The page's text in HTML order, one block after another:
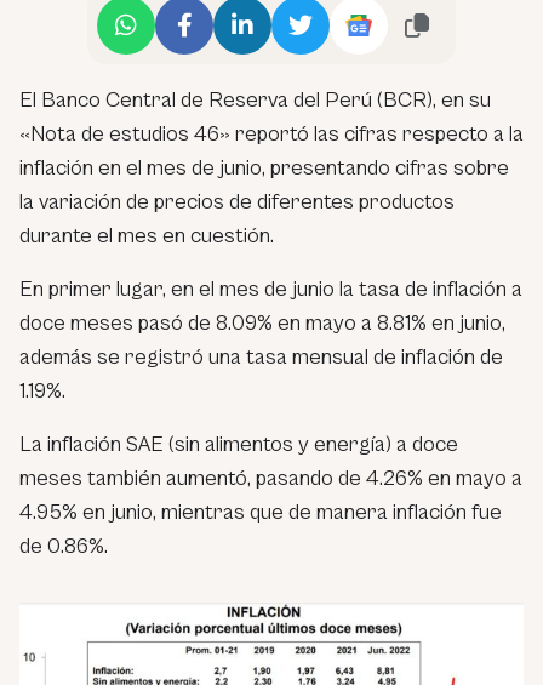
El Banco Central de Reserva del Perú (BCR), en su
«Nota de estudios 46» reportó las cifras respecto a la
inflación en el mes de junio, presentando cifras sobre
la variación de precios de diferentes productos
durante el mes en cuestión.
En primer lugar, en el mes de junio la tasa de inflación a
doce meses pasó de 8.09% en mayo a 8.81% en junio,
además se registró una tasa mensual de inflación de
1.19%.
La inflación SAE (sin alimentos y energía) a doce
meses también aumentó, pasando de 4.26% en mayo a
4.95% en junio, mientras que de manera inflación fue
de 0.86%.